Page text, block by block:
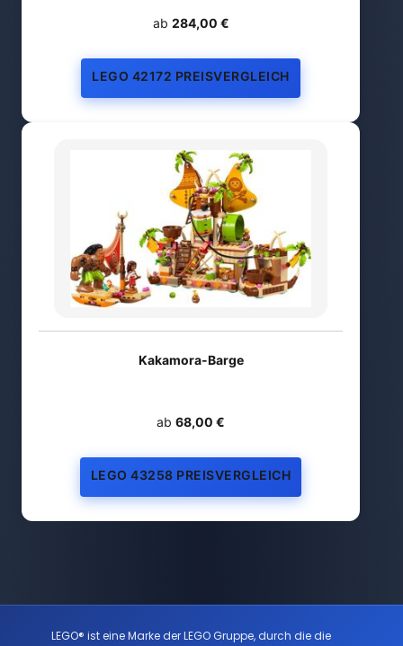
ab 284,00 €
LEGO 42172 PREISVERGLEICH
Kakamora-Barge
ab 68,00 €
LEGO 43258 PREISVERGLEICH
LEGO® ist eine Marke der LEGO Gruppe, durch die die